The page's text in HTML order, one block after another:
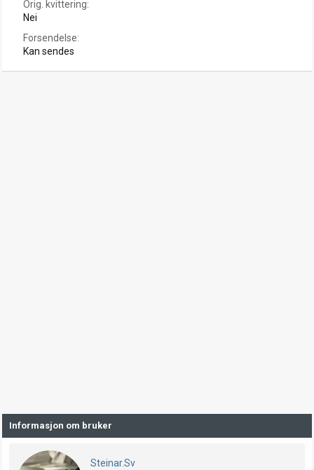
Orig. kvittering
Nei
Forsendelse
Kan sendes
Informasjon om bruker
Steinar.Sv